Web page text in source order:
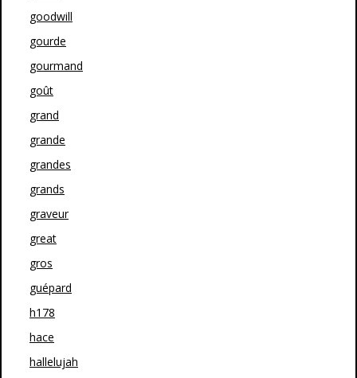
goodwill
gourde
gourmand
goût
grand
grande
grandes
grands
graveur
great
gros
guépard
h178
hace
hallelujah